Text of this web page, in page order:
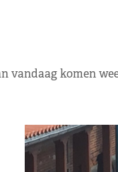
vandaag komen